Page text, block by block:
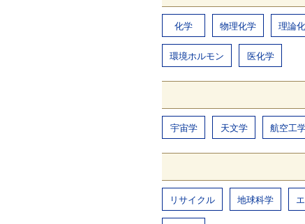
化学 物理化学 理論
環境ホルモン 医化学
宇宙学 天文学 航空工
リサイクル 地球科学